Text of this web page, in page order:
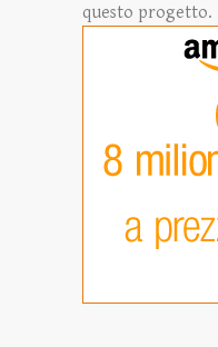
questo progetto.